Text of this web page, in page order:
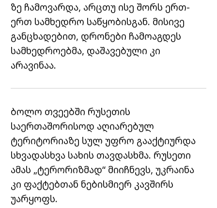
ზე ჩამოვარდა, არცთუ ისე შორს ერთ-
ერთ სამხედრო საწყობისგან. მისივე
განცხადებით, დრონები ჩამოაგდეს
სამხედროებმა, დაშავებული კი
არავინაა.
ბოლო თვეებში რუსეთის
საერთაშორისოდ აღიარებულ
ტერიტორიაზე სულ უფრო გააქტიურდა
სხვადასხვა სახის თავდასხმა. რუსეთი
ამას „ტერორიზმად“ მიიჩნევს, უკრაინა
კი ფაქტებთან ნებისმიერ კავშირს
უარყოფს.